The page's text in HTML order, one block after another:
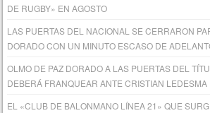
DE RUGBY» EN AGOSTO
LAS PUERTAS DEL NACIONAL SE CERRARON
DORADO CON UN MINUTO ESCASO DE
OLMO DE PAZ DORADO A LAS PUERTAS DEL
DEBERÁ FRANQUEAR ANTE CRISTIAN
EL «CLUB DE BALONMANO LÍNEA 21» QUE